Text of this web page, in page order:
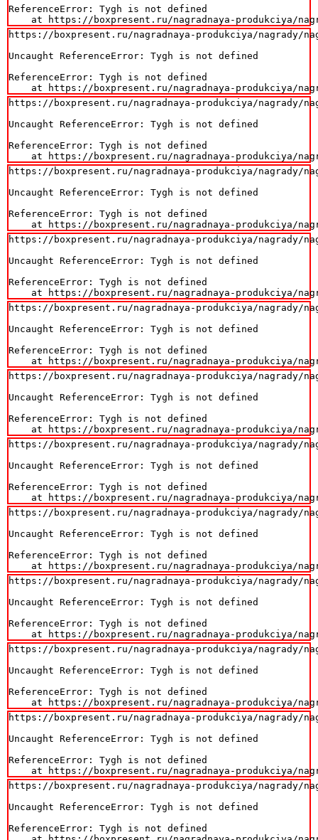
ReferenceError: Tygh is not defined
at https://boxpresent.ru/nagradnaya-produkciya/
https://boxpresent.ru/nagradnaya-produkciya/nagrady/
Uncaught ReferenceError: Tygh is not defined
ReferenceError: Tygh is not defined
at https://boxpresent.ru/nagradnaya-produkciya/
https://boxpresent.ru/nagradnaya-produkciya/nagrady/
Uncaught ReferenceError: Tygh is not defined
ReferenceError: Tygh is not defined
at https://boxpresent.ru/nagradnaya-produkciya/
https://boxpresent.ru/nagradnaya-produkciya/nagrady/
Uncaught ReferenceError: Tygh is not defined
ReferenceError: Tygh is not defined
at https://boxpresent.ru/nagradnaya-produkciya/
https://boxpresent.ru/nagradnaya-produkciya/nagrady/
Uncaught ReferenceError: Tygh is not defined
ReferenceError: Tygh is not defined
at https://boxpresent.ru/nagradnaya-produkciya/
https://boxpresent.ru/nagradnaya-produkciya/nagrady/
Uncaught ReferenceError: Tygh is not defined
ReferenceError: Tygh is not defined
at https://boxpresent.ru/nagradnaya-produkciya/
https://boxpresent.ru/nagradnaya-produkciya/nagrady/
Uncaught ReferenceError: Tygh is not defined
ReferenceError: Tygh is not defined
at https://boxpresent.ru/nagradnaya-produkciya/
https://boxpresent.ru/nagradnaya-produkciya/nagrady/
Uncaught ReferenceError: Tygh is not defined
ReferenceError: Tygh is not defined
at https://boxpresent.ru/nagradnaya-produkciya/
https://boxpresent.ru/nagradnaya-produkciya/nagrady/
Uncaught ReferenceError: Tygh is not defined
ReferenceError: Tygh is not defined
at https://boxpresent.ru/nagradnaya-produkciya/
https://boxpresent.ru/nagradnaya-produkciya/nagrady/
Uncaught ReferenceError: Tygh is not defined
ReferenceError: Tygh is not defined
at https://boxpresent.ru/nagradnaya-produkciya/
https://boxpresent.ru/nagradnaya-produkciya/nagrady/
Uncaught ReferenceError: Tygh is not defined
ReferenceError: Tygh is not defined
at https://boxpresent.ru/nagradnaya-produkciya/
https://boxpresent.ru/nagradnaya-produkciya/nagrady/
Uncaught ReferenceError: Tygh is not defined
ReferenceError: Tygh is not defined
at https://boxpresent.ru/nagradnaya-produkciya/
https://boxpresent.ru/nagradnaya-produkciya/nagrady/
Uncaught ReferenceError: Tygh is not defined
ReferenceError: Tygh is not defined